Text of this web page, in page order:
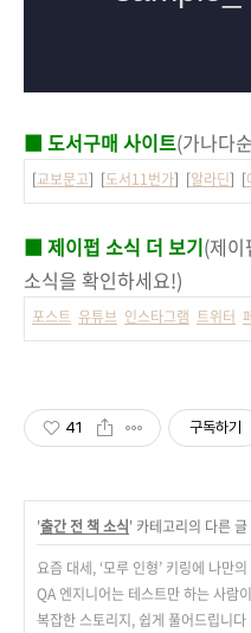
■ 도서구매 사이트(가나다
[교보문고] [도서11번가] [알라딘] [
■ 제이펍 소식 더 보기(제
소식을 확인하세요!)
포스트 유튜브 인스타그램 트위터
41 구독하기
'출간 전 책 소식' 카테고리의 다른 글
요즘 대세, ‘모루 인형’ 키링에 나만
QA 엔지니어는 테스트만 하는 사람
복잡한 스토리지, 쉽게 풀어드립니다